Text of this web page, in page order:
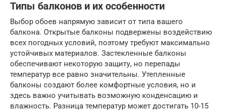
Типы балконов и их особенности
Выбор обоев напрямую зависит от типа вашего
балкона. Открытые балконы подвержены воздействию
всех погодных условий, поэтому требуют максимально
устойчивых материалов. Застекленные балконы
обеспечивают некоторую защиту, но перепады
температур все равно значительны. Утепленные
балконы создают более комфортные условия, но и
здесь важно учитывать возможную конденсацию и
влажность. Разница температур может достигать 10-15